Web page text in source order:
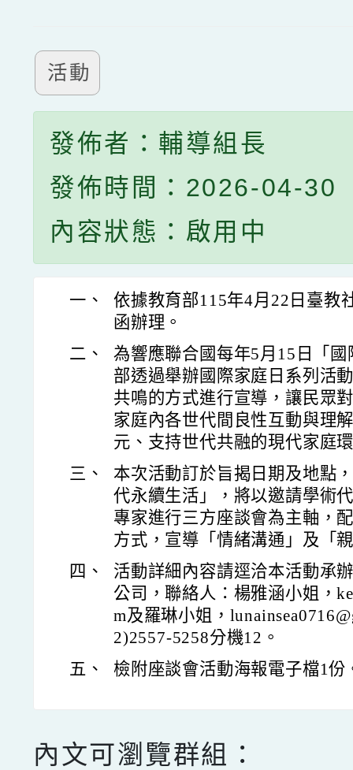
活動
發佈者：輔導組長
發佈時間：2026-04-30
內容狀態：啟用中
一、
依據教育部115年4月22日臺教
函辦理。
二、
為響應聯合國每年5月15日「
部透過舉辦國際家庭日系列活
共鳴的方式進行宣導，讓民眾
家庭內各世代間良性互動與理
元、支持世代共融的現代家庭
三、
本次活動訂於旨揭日期及地點
代永續生活」，將以邀請學術
專家進行三方座談會為主軸，
方式，宣導「情緒溝通」及「
四、
活動詳細內容請逕洽本活動承
公司，聯絡人：楊雅涵小姐，
m及羅琳小姐，
2)2557-5258分機12。
五、
檢附座談會活動海報電子檔1份
內文可瀏覽群組：